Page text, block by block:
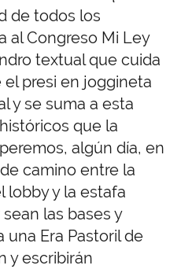
de todos los
al Congreso Mi Ley
textual que cuida
presi en joggineta
y se suma a esta
que la
algún día, en
camino entre la
lobby y la estafa
las bases y
una Era Pastoril de
y escribirán